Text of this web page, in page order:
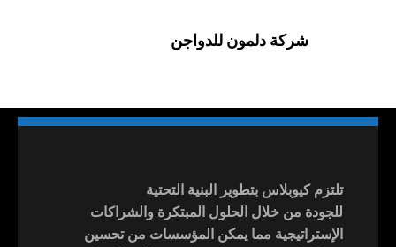
شركة دلمون للدواجن
تلتزم كيوبلاس بتطوير البنية التحتية
للجودة من خلال الحلول المبتكرة والشراكات
الإستراتيجية مما يمكن المؤسسات من تحسين